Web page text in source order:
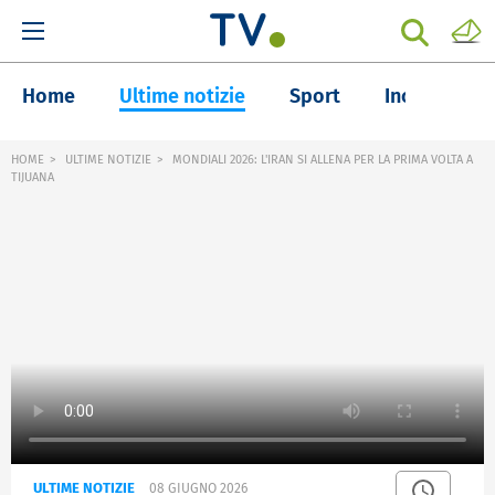
Home Ultime notizie Sport Inchieste
HOME ULTIME NOTIZIE
MONDIALI 2026: L'IRAN SI ALLENA PER LA PRIMA VOLTA A
TIJUANA
ULTIME NOTIZIE 08 GIUGNO 2026